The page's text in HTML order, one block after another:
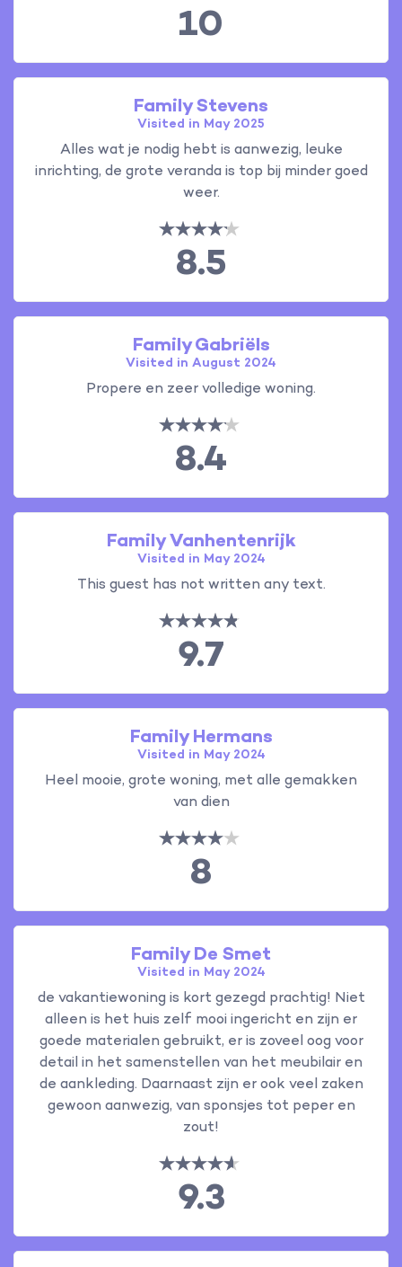
10
Family Stevens
Visited in May 2025
Alles wat je nodig hebt is aanwezig, leuke
inrichting, de grote veranda is top bij minder goed
weer.
8.5
Family Gabriëls
Visited in August 2024
Propere en zeer volledige woning.
8.4
Family Vanhentenrijk
Visited in May 2024
This guest has not written any text.
9.7
Family Hermans
Visited in May 2024
Heel mooie, grote woning, met alle gemakken
van dien
8
Family De Smet
Visited in May 2024
de vakantiewoning is kort gezegd prachtig! Niet
alleen is het huis zelf mooi ingericht en zijn er
goede materialen gebruikt, er is zoveel oog voor
detail in het samenstellen van het meubilair en
de aankleding. Daarnaast zijn er ook veel zaken
gewoon aanwezig, van sponsjes tot peper en
zout!
9.3